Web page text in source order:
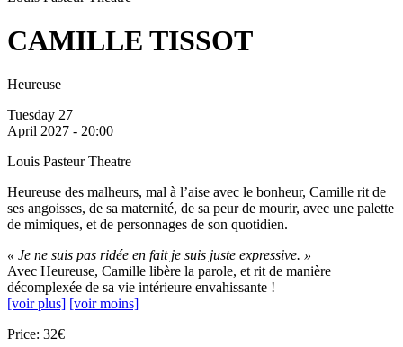
CAMILLE TISSOT
Heureuse
Tuesday 27
April 2027 - 20:00
Louis Pasteur Theatre
Heureuse des malheurs, mal à l’aise avec le bonheur, Camille rit de
ses angoisses, de sa maternité, de sa peur de mourir, avec une palette
de mimiques, et de personnages de son quotidien.
« Je ne suis pas ridée en fait je suis juste expressive. »
Avec Heureuse, Camille libère la parole, et rit de manière
décomplexée de sa vie intérieure envahissante !
[voir plus] [voir moins]
Price: 32€